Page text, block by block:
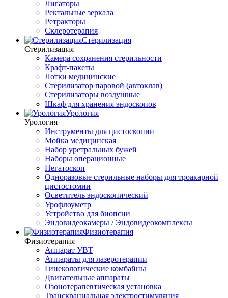
Лигаторы
Ректальные зеркала
Ретракторы
Склеротерапия
Стерилизация
Стерилизация
Камера сохранения стерильности
Крафт-пакеты
Лотки медицинские
Стерилизатор паровой (автоклав)
Стерилизаторы воздушные
Шкаф для хранения эндоскопов
Урология
Урология
Инструменты для цистоскопии
Мойка медицинская
Набор уретральных бужей
Наборы операционные
Негатоскоп
Одноразовые стерильные наборы для троакарной
цистостомии
Осветитель эндоскопический
Урофлоуметр
Устройство для биопсии
Эндовидеокамеры / Эндовидеокомплексы
Физиотерапия
Физиотерапия
Аппарат УВТ
Аппараты для лазеротерапии
Гинекологические комбайны
Двигательные аппараты
Озонотерапевтическая установка
Транскраниальная электростимуляция